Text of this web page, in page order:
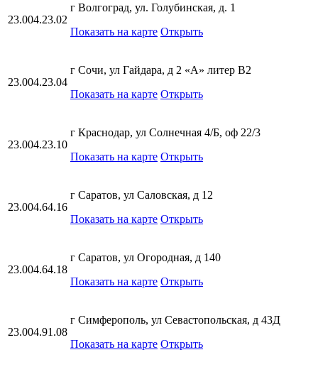
23.004.23.02
г Волгоград, ул. Голубинская, д. 1
Показать на карте Открыть
23.004.23.04
г Сочи, ул Гайдара, д 2 «А» литер В2
Показать на карте Открыть
23.004.23.10
г Краснодар, ул Солнечная 4/Б, оф 22/3
Показать на карте Открыть
23.004.64.16
г Саратов, ул Саловская, д 12
Показать на карте Открыть
23.004.64.18
г Саратов, ул Огородная, д 140
Показать на карте Открыть
23.004.91.08
г Симферополь, ул Севастопольская, д 43Д
Показать на карте Открыть